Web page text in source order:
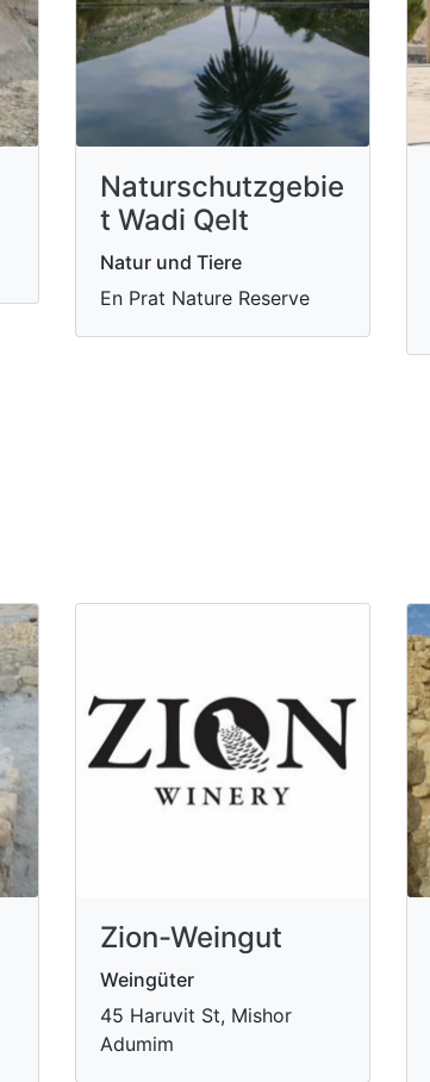
Naturschutzgebie
t Wadi Qelt
Natur und Tiere
En Prat Nature Reserve
Zion-Weingut
Weingüter
45 Haruvit St, Mishor
Adumim